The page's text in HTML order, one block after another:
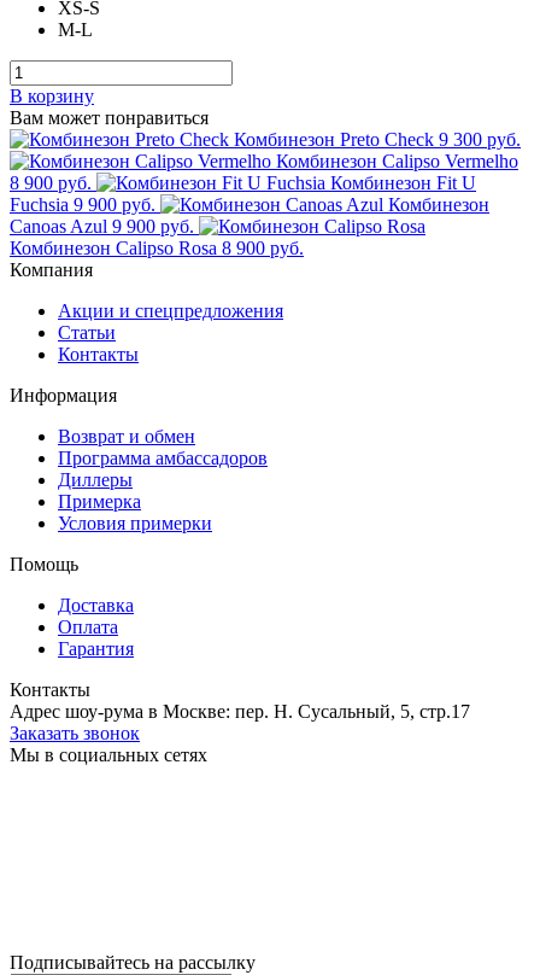
XS-S
M-L
В корзину
Вам может понравиться
Комбинезон Preto Check 9 300 руб.
Комбинезон Calipso Vermelho
8 900 руб.
Комбинезон Fit U
Fuchsia 9 900 руб.
Комбинезон
Canoas Azul 9 900 руб.
Комбинезон Calipso Rosa 8 900 руб.
Компания
Акции и спецпредложения
Статьи
Контакты
Информация
Возврат и обмен
Программа амбассадоров
Диллеры
Примерка
Условия примерки
Помощь
Доставка
Оплата
Гарантия
Контакты
Адрес шоу-рума в Москве: пер. Н. Сусальный, 5, стр.17
Заказать звонок
Мы в социальных сетях
Подписывайтесь на рассылку